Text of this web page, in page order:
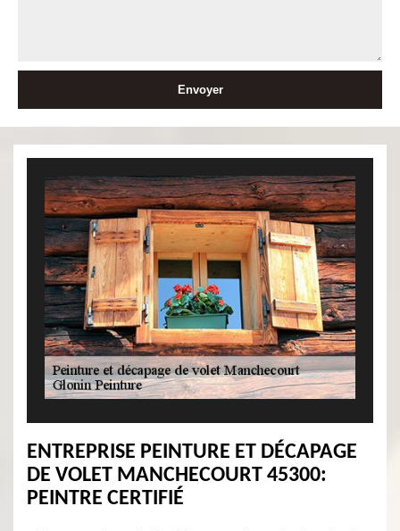
ENTREPRISE PEINTURE ET DÉCAPAGE
DE VOLET MANCHECOURT 45300:
PEINTRE CERTIFIÉ